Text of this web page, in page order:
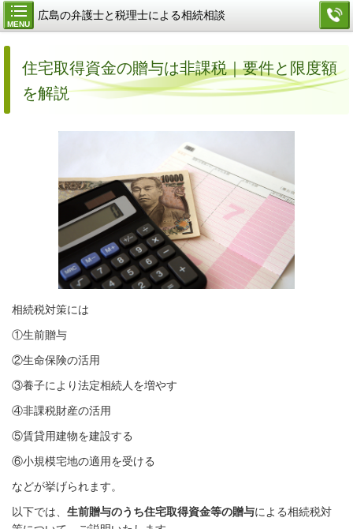
MENU
広島の弁護士と税理士による相続相談
住宅取得資金の贈与は非課税｜要件と限度額
を解説
相続税対策には
①生前贈与
②生命保険の活用
③養子により法定相続人を増やす
④非課税財産の活用
⑤賃貸用建物を建設する
⑥小規模宅地の適用を受ける
などが挙げられます。
以下では、 生前贈与のうち住宅取得資金等の贈与による相続税対